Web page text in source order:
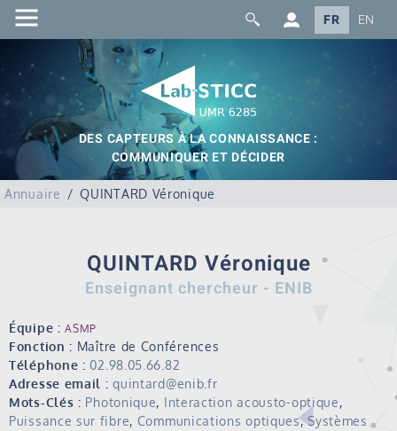
FR EN
DES CAPTEURS À LA CONNAISSANCE :
COMMUNIQUER ET DÉCIDER
Annuaire QUINTARD Véronique
QUINTARD Véronique
Enseignant chercheur - ENIB
Équipe :ASMP
Fonction : Maître de Conférences
Téléphone : 02.98.05.66.82
Adresse email : quintard@enib.fr
Mots-Clés : Photonique, Interaction acousto-optique,
Puissance sur fibre, Communications optiques,Systèmes